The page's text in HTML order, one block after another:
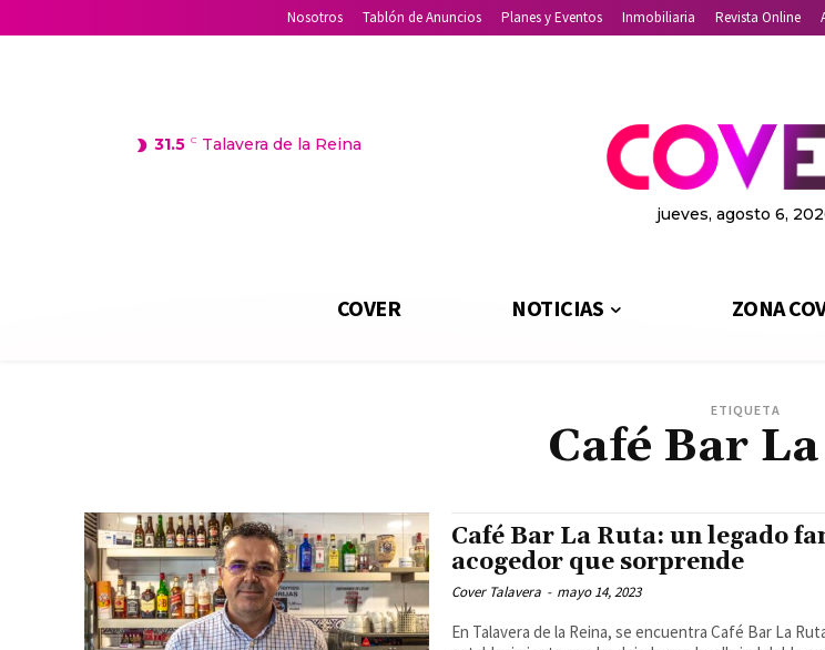
Nosotros Tablón de Anuncios Planes y Eventos Inmobiliaria Revista Online
31.5 C Talavera de la Reina
jueves, agosto 6,
COVER NOTICIAS ZONA
ETIQUETA
Café Bar
Café Bar La Ruta: un legado
acogedor que sorprende
Cover Talavera - mayo 14, 2023
En Talavera de la Reina, se encuentra Café Bar La